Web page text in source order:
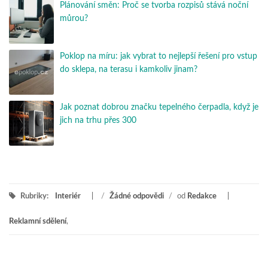
Plánování směn: Proč se tvorba rozpisů stává noční
můrou?
Poklop na míru: jak vybrat to nejlepší řešení pro vstup
do sklepa, na terasu i kamkoliv jinam?
Jak poznat dobrou značku tepelného čerpadla, když je
jich na trhu přes 300
Rubriky: Interiér / Žádné odpovědi / od Redakce
Reklamní sdělení,